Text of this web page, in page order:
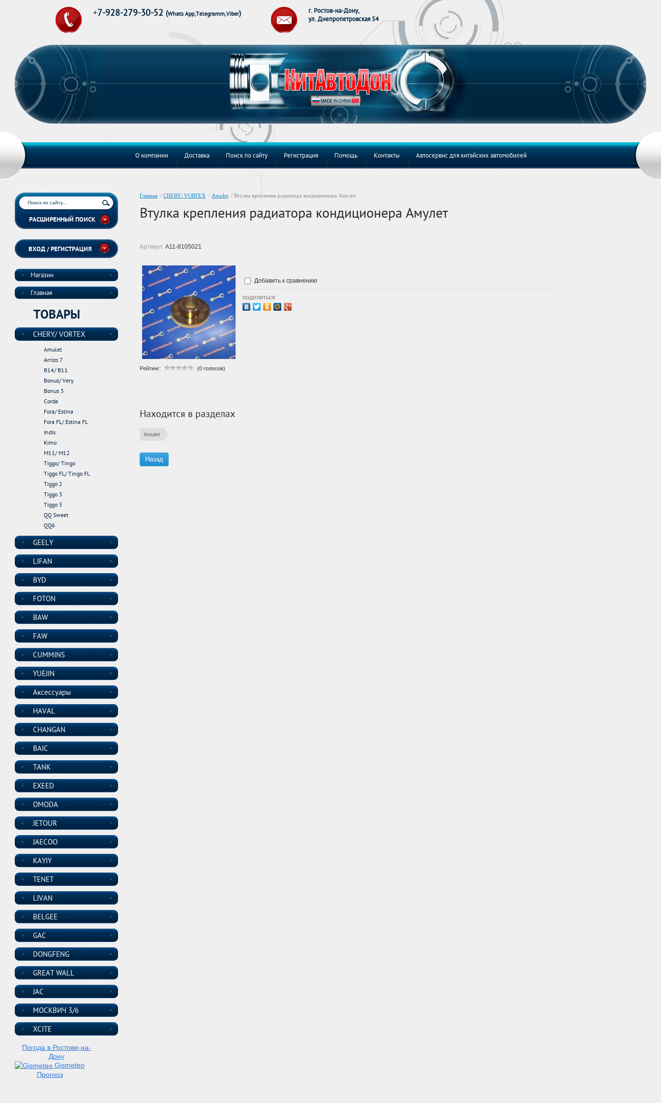
+7-928-279-30-52 (Whats App,Telegramm,Viber)
г. Ростов-на-Дону,
ул. Днепропетровская 54
О компании Доставка Поиск по сайту Регистрация Помощь Контакты Автосервис для китайских автомобилей
Главная / CHERY/ VORTEX / Amulet / Втулка крепления радиатора кондиционера Амулет
Втулка крепления радиатора кондиционера Амулет
Артикул: A11-8105021
Рейтинг: (0 голосов)
Добавить к сравнению
поделиться
Находится в разделах
Amulet
Назад
РАСШИРЕННЫЙ ПОИСК
ВХОД / РЕГИСТРАЦИЯ
Магазин
Главная
ТОВАРЫ
CHERY/ VORTEX
Amulet
Arrizo 7
B14/ B11
Bonus/ Very
Bonus 3
Corda
Fora/ Estina
Fora FL/ Estina FL
Indis
Kimo
M11/ M12
Tiggo/ Tingo
Tiggo FL/ Tingo FL
Tiggo 2
Tiggo 3
Tiggo 5
QQ Sweet
QQ6
GEELY
LIFAN
BYD
FOTON
BAW
FAW
CUMMINS
YUEJIN
Аксессуары
HAVAL
CHANGAN
BAIC
TANK
EXEED
OMODA
JETOUR
JAECOO
KAYIY
TENET
LIVAN
BELGEE
GAC
DONGFENG
GREAT WALL
JAC
МОСКВИЧ 3/6
XCITE
Погода в Ростове-на-
Дону
Gismeteo
Прогноз